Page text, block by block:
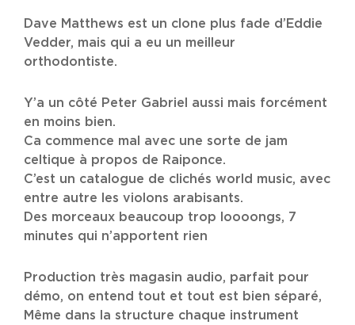
Dave Matthews est un clone plus fade d’Eddie
Vedder, mais qui a eu un meilleur
orthodontiste.
Y’a un côté Peter Gabriel aussi mais forcément
en moins bien.
Ca commence mal avec une sorte de jam
celtique à propos de Raiponce.
C’est un catalogue de clichés world music, avec
entre autre les violons arabisants.
Des morceaux beaucoup trop loooongs, 7
minutes qui n’apportent rien
Production très magasin audio, parfait pour
démo, on entend tout et tout est bien séparé,
Même dans la structure chaque instrument